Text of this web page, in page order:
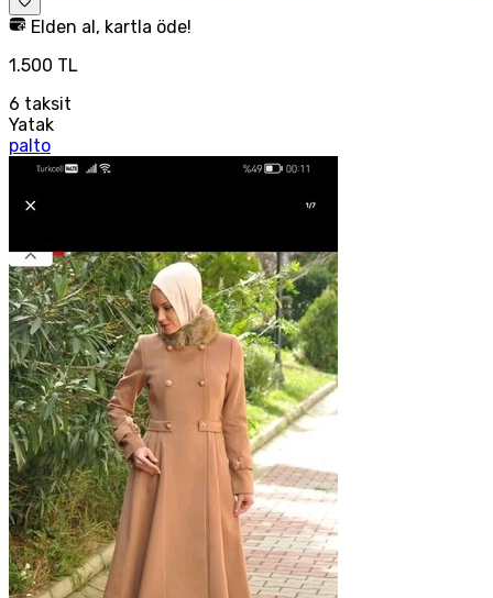
Elden al, kartla öde!
1.500 TL
6 taksit
Yatak
palto